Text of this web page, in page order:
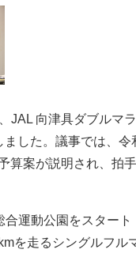
JAL 向津具ダブルマ
した。議事では、令
算案が説明され、拍
合運動公園をスタート
を走るシングルフル